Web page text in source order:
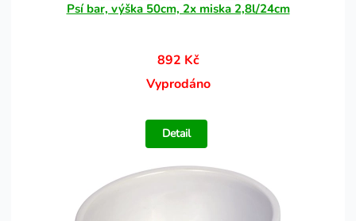
Psí bar, výška 50cm, 2x miska 2,8l/24cm
892 Kč
Vyprodáno
Detail